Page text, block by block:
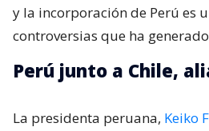
y la incorporación de Perú es
controversias que ha
Perú junto a Chile,
La presidenta peruana, Keiko